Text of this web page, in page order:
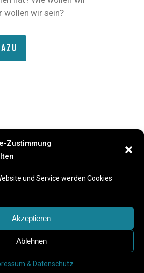
Zustimmung
und Service werden Cookies
Akzeptieren
Ablehnen
& Datenschutz
wollen wir sein?